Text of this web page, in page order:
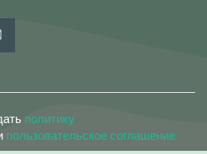
политику
пользовательское соглашение